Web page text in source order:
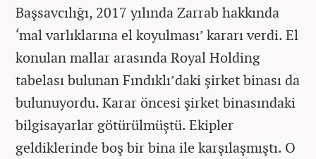
Başsavcılığı, 2017 yılında Zarrab hakkında
‘mal varlıklarına el koyulması’ kararı verdi. El
konulan mallar arasında Royal Holding
tabelası bulunan Fındıklı’daki şirket binası da
bulunuyordu. Karar öncesi şirket binasındaki
bilgisayarlar götürülmüştü. Ekipler
geldiklerinde boş bir bina ile karşılaşmıştı. O